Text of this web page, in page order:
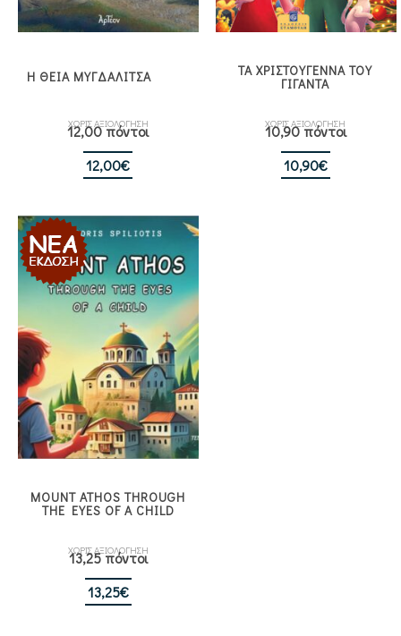
Η ΘΕΙΑ ΜΥΓΔΑΛΙΤΣΑ
ΧΩΡΙΣ ΑΞΙΟΛΟΓΗΣΗ
12,00 πόντοι
12,00€
ΤΑ ΧΡΙΣΤΟΥΓΕΝΝΑ ΤΟΥ
ΓΙΓΑΝΤΑ
ΧΩΡΙΣ ΑΞΙΟΛΟΓΗΣΗ
10,90 πόντοι
10,90€
MOUNT ATHOS THROUGH
THE EYES OF A CHILD
ΧΩΡΙΣ ΑΞΙΟΛΟΓΗΣΗ
13,25 πόντοι
13,25€